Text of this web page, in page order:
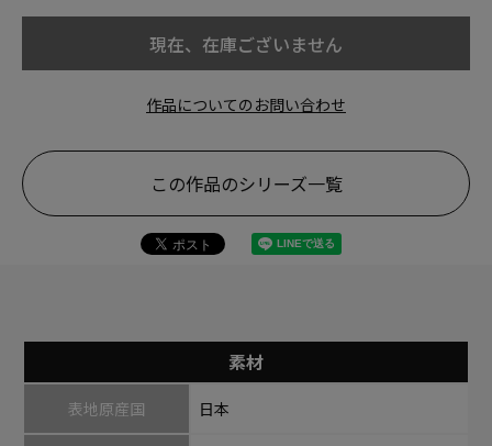
現在、在庫ございません
作品についてのお問い合わせ
この作品のシリーズ一覧
素材
表地原産国 日本